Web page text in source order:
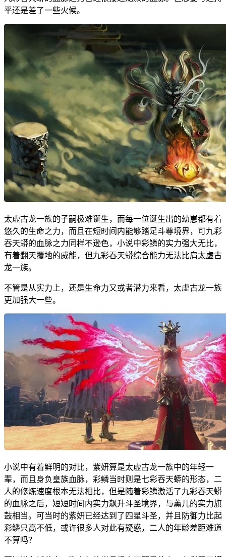
平还是差了一些火候。
太虚古龙一族的子嗣极难诞生，而每一位诞生出的幼崽都有着
悠久的生命之力，而且在短时间内能够踏足斗尊境界，可九彩
吞天蟒的血脉之力同样不逊色，小说中彩鳞的实力强大无比，
有着翻天覆地的威能，但九彩吞天蟒综合能力无法比肩太虚古
龙一族。
不管是从实力上，还是生命力又或者潜力来看，太虚古龙一族
更加强大一些。
小说中有着鲜明的对比，紫妍算是太虚古龙一族中的年轻一
辈，而且身负皇族血脉，彩鳞当时则是七彩吞天蟒的形态，二
人的修炼速度根本无法相比，但是随着彩鳞激活了九彩吞天蟒
的血脉之后，短短时间内实力飙升斗圣境界，与薰儿的实力旗
鼓相当。可当时的紫妍已经达到了四星斗圣，并且防御力比起
彩鳞只高不低，或许很多人对此有疑惑，二人的年龄差距难道
不算吗？